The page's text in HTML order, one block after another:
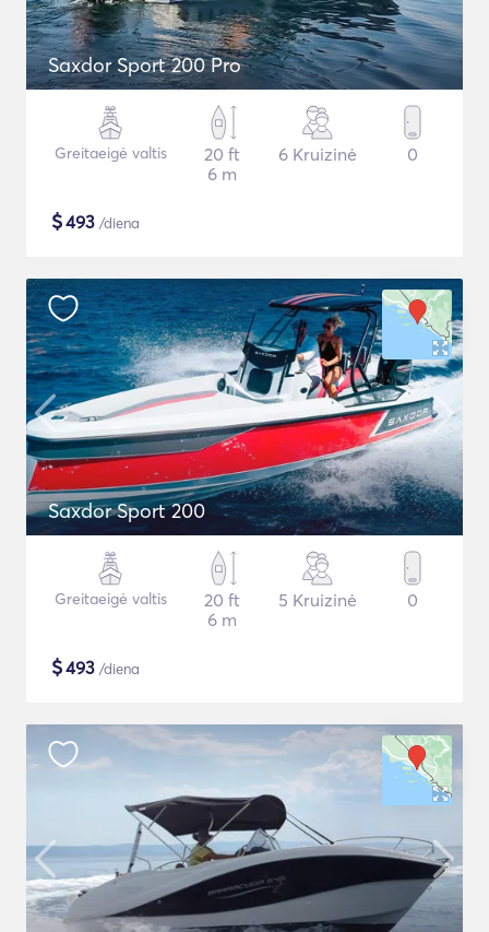
Saxdor Sport 200 Pro
Greitaeigė valtis
20 ft
6 m
6 Kruizinė 0
$493 /diena
Saxdor Sport 200
Greitaeigė valtis
20 ft
6 m
5 Kruizinė 0
$493 /diena